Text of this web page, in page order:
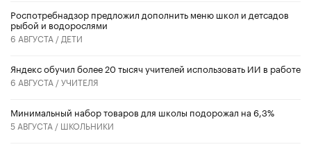
Роспотребнадзор предложил дополнить меню школ и детсадов
рыбой и водорослями
6 АВГУСТА / ДЕТИ
​Яндекс обучил более 20 тысяч учителей использовать ИИ в работе
6 АВГУСТА /УЧИТЕЛЯ
Минимальный набор товаров для школы подорожал на 6,3%
5 АВГУСТА / ШКОЛЬНИКИ